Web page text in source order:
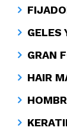
GELES
GRAN
HAIR